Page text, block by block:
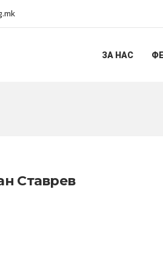
ЗА НАС
Ставрев